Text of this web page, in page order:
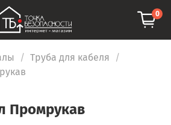
0
Труба для кабеля
Промрукав